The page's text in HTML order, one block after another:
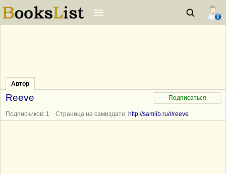
Автор
Reeve
Подписчиков: 1 Страница на самиздате: http://samlib.ru/r/reeve